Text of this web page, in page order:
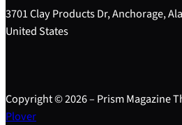
3701 Clay Products Dr, Anchorage,
United States
Copyright © 2026 – Prism Magazine
Plover